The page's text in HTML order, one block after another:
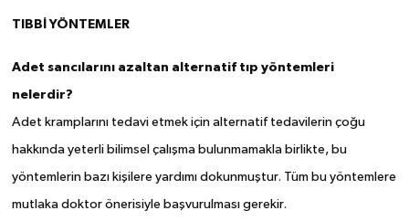
TIBBİ YÖNTEMLER
Adet sancılarını azaltan alternatif tıp yöntemleri
nelerdir?
Adet kramplarını tedavi etmek için alternatif tedavilerin çoğu
hakkında yeterli bilimsel çalışma bulunmamakla birlikte, bu
yöntemlerin bazı kişilere yardımı dokunmuştur. Tüm bu yöntemlere
mutlaka doktor önerisiyle başvurulması gerekir.